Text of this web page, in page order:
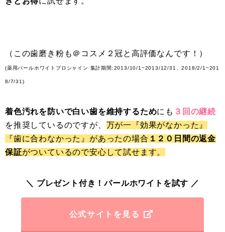
（この歯磨き粉も＠コスメ２冠と高評価なんです！）
(薬用パールホワイトプロシャイン 集計期間:2013/10/1~2013/12/31、2018/2/1~201
8/7/31)
着色汚れを防いで白い歯を維持するためにも ３回の継続
を推奨しているのですが、 万が一『効果がなかった』
『歯に合わなかった』があったの場合 １２０日間の返金
保証がついているので安心して試せます。
＼ プレゼント付き！パールホワイトを試す ／
公式サイトを見る